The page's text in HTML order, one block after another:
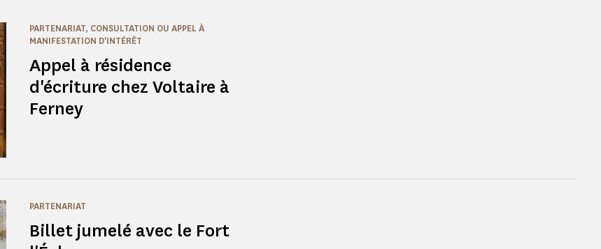
Appel à résidence
d'écriture chez Voltaire à
Ferney
PARTENARIAT, CONSULTATION OU APPEL À
MANIFESTATION D'INTÉRÊT
Billet jumelé avec le Fort
PARTENARIAT